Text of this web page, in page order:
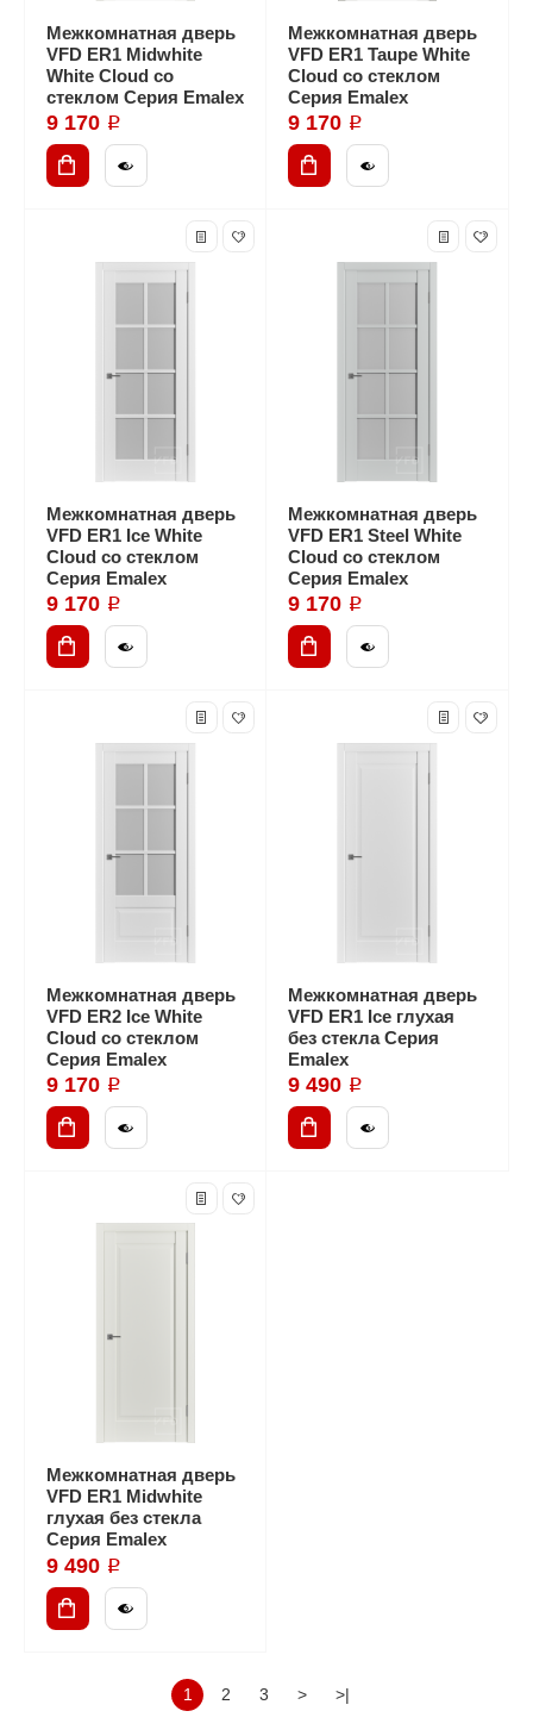
Межкомнатная дверь
VFD ER1 Midwhite
White Cloud со
стеклом Серия Emalex
9 170 ₽
Межкомнатная дверь
VFD ER1 Taupe White
Cloud со стеклом
Серия Emalex
9 170 ₽
Межкомнатная дверь
VFD ER1 Ice White
Cloud со стеклом
Серия Emalex
9 170 ₽
Межкомнатная дверь
VFD ER1 Steel White
Cloud со стеклом
Серия Emalex
9 170 ₽
Межкомнатная дверь
VFD ER2 Ice White
Cloud со стеклом
Серия Emalex
9 170 ₽
Межкомнатная дверь
VFD ER1 Ice глухая
без стекла Серия
Emalex
9 490 ₽
Межкомнатная дверь
VFD ER1 Midwhite
глухая без стекла
Серия Emalex
9 490 ₽
1 2 3 > >|